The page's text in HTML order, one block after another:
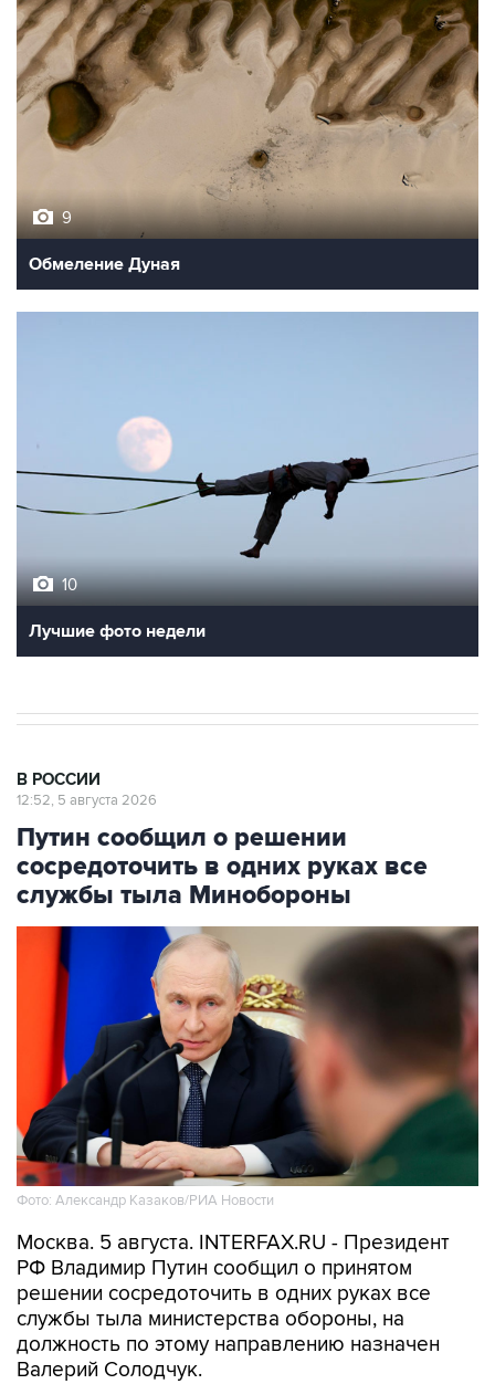
9
Обмеление Дуная
10
Лучшие фото недели
В РОССИИ
12:52, 5 августа 2026
Путин сообщил о решении
сосредоточить в одних руках все
службы тыла Минобороны
Фото: Александр Казаков/РИА Новости
Москва. 5 августа. INTERFAX.RU - Президент
РФ Владимир Путин сообщил о принятом
решении сосредоточить в одних руках все
службы тыла министерства обороны, на
должность по этому направлению назначен
Валерий Солодчук.